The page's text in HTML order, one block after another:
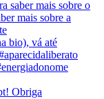
Obriga